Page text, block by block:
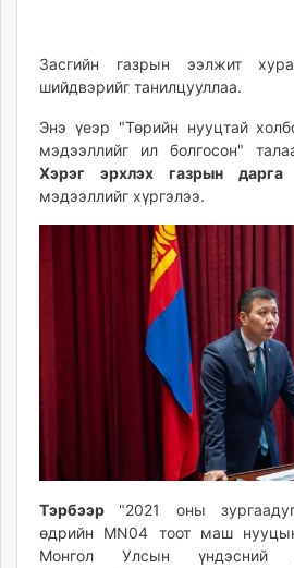
Baabar.mn
tovch.mn
ikon.mn
mnb.mn
Livetv.mn
Eguur.mn
24tsag.mn
urlag.mn
unen.mn
asu.mn
shudarga.mn
14:24:23
11:16:42
Засгийн газрын ээлжит
шийдвэрийг танилцууллаа.
Энэ үеэр "Төрийн нууцтай
мэдээллийг ил болгосон"
Хэрэг эрхлэх газрын дарга
мэдээллийг хүргэлээ.
Тэрбээр "2021 оны
өдрийн MN04 тоот маш
Монгол Улсын үндэсний